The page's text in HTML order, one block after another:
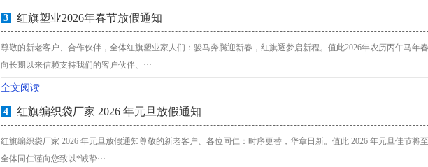
3 红旗塑业2026年春节放假通知
尊敬的新老客户、合作伙伴，全体红旗塑业家人们：骏马奔腾迎新春，红旗逐梦启新程。值此2026年农历丙午马年
向长期以来信赖支持我们的客户伙伴、···
全文阅读
4 红旗编织袋厂家 2026 年元旦放假通知
红旗编织袋厂家 2026 年元旦放假通知尊敬的新老客户、各位同仁：时序更替，华章日新。值此 2026 年元旦佳节将
全体同仁谨向您致以*诚挚···